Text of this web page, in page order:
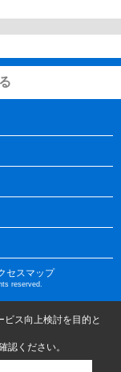
セスマップ
reserved.
ス向上検討を目的と
認ください。